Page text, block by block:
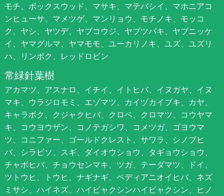
モチ、ボックスウッド、マサキ、マテバシイ、マホニアコ
ンヒューサ、マメツゲ、マンリョウ、モチノキ、モッコ
ク、ヤシ、ヤツデ、ヤブコウジ、ヤブツバキ、ヤブニッケ
イ、ヤマグルマ、ヤマモモ、ユーカリノキ、ユズ、ユズリ
ハ、リンボク、レッドロビン
常緑針葉樹
アカマツ、アスナロ、イチイ、イトヒバ、イヌガヤ、イヌ
マキ、ウラジロモミ、エゾマツ、カイヅカイブキ、カヤ、
キャラボク、クジャクヒバ、クロベ、クロマツ、コウヤマ
キ、コウヨウザン、コノテガシワ、コメツガ、ゴヨウマ
ツ、コニファー、ゴールドクレスト、サワラ、シノブヒ
バ、シラビソ、スギ、ダイオウショウ、タギョウショウ、
チャボヒバ、チョウセンマキ、ツガ、テーダマツ、ドイ、
ツトウヒ、トウヒ、ナギナギ、ペディアニオイヒバ、ネズ
ミサシ、ハイネズ、ハイビャクシンハイビャクシン、ヒノ